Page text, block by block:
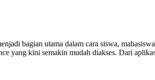
bagian utama dalam cara siswa,
yang kini semakin mudah diakses. Dari